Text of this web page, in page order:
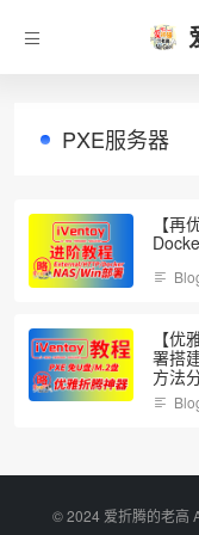
PXE服务器
【
【
署搭
方法
©️ 2024 爱折腾的老高